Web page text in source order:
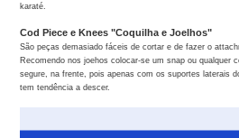
karaté.
Cod Piece e Knees "Coquilha e Joelhos"
São peças demasiado fáceis de cortar e de fazer o
Recomendo nos joehos colocar-se um snap ou qualquer
segure, na frente, pois apenas com os suportes laterais
tem tendência a descer.